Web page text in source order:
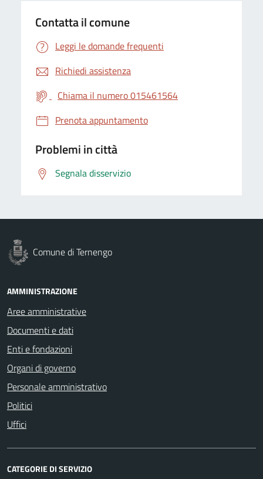
Contatta il comune
Leggi le domande frequenti
Richiedi assistenza
Chiama il numero 015461564
Prenota appuntamento
Problemi in città
Segnala disservizio
Comune di Ternengo
AMMINISTRAZIONE
Aree amministrative
Documenti e dati
Enti e fondazioni
Organi di governo
Personale amministrativo
Politici
Uffici
CATEGORIE DI SERVIZIO